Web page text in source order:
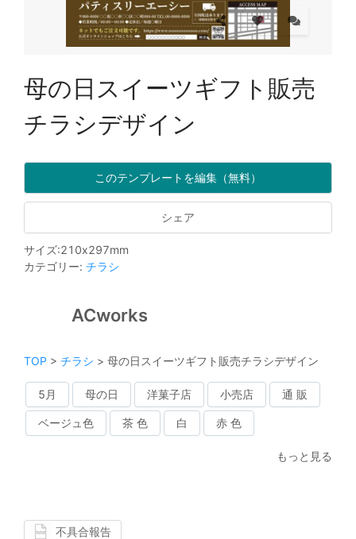
母の日スイーツギフト販売
チラシデザイン
このテンプレートを編集（無料）
シェア
サイズ:210x297mm
カテゴリー: チラシ
ACworks
TOP > チラシ > 母の日スイーツギフト販売チラシデザイン
5月 母の日 洋菓子店 小売店 通 販
ベージュ色 茶 色 白 赤 色
もっと見る
不具合報告